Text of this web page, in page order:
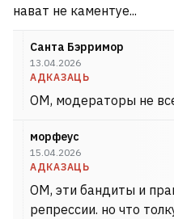
нават не каментуе...
Санта Бэрримор
13.04.2026
АДКАЗАЦЬ
OM, модераторы не
морфеус
15.04.2026
АДКАЗАЦЬ
OM, эти бандиты и
репрессии. но что